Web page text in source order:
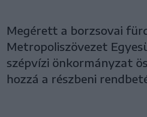
Megérett a borzsovai
Metropoliszövezet
szépvízi önkormányzat
hozzá a részbeni